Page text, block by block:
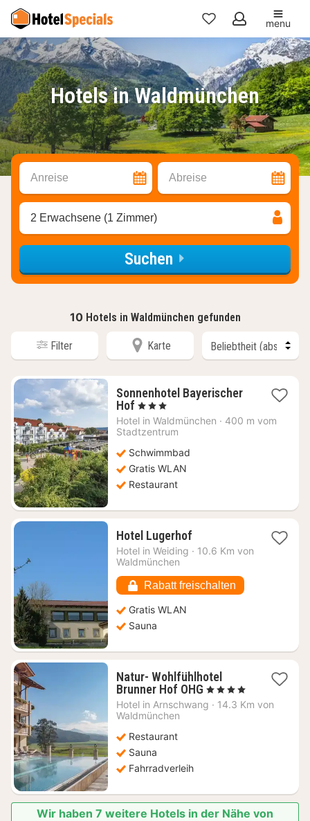
Meine
Favoriten
menu
Hotels in Waldmünchen
Anreise Abreise
2 Erwachsene (1 Zimmer)
Suchen
10 Hotels in Waldmünchen gefunden
Filter Karte
Sonnenhotel Bayerischer
Hof 1
Nacht
ab
€
, 3 Sterne
Hotel in Waldmünchen · 400 m vom
Stadtzentrum
Schwimmbad
Gratis WLAN
Restaurant
Hotel Lugerhof1
Nacht
€
Hotel in Weiding · 10.6 Km von
Waldmünchen
Rabatt freischalten
Gratis WLAN
Sauna
Natur- Wohlfühlhotel
Brunner Hof OHG 1
Nacht
ab
, 4 Sterne
Hotel in Arnschwang · 14.3 Km von
Waldmünchen
Restaurant
Sauna
Fahrradverleih
Wir haben 7 weitere Hotels in der Nähe von